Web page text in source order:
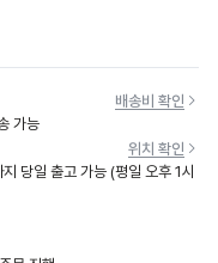
배송비 확인
가능
위치 확인
당일 출고 가능 (평일 오후 1시